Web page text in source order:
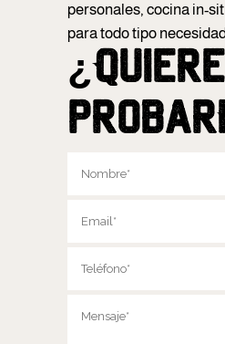
personales, cocina in-
para todo tipo